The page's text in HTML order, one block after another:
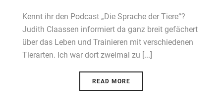
Kennt ihr den Podcast „Die Sprache der Tiere“?
Judith Claassen informiert da ganz breit gefächert
über das Leben und Trainieren mit verschiedenen
Tierarten. Ich war dort zweimal zu [...]
READ MORE